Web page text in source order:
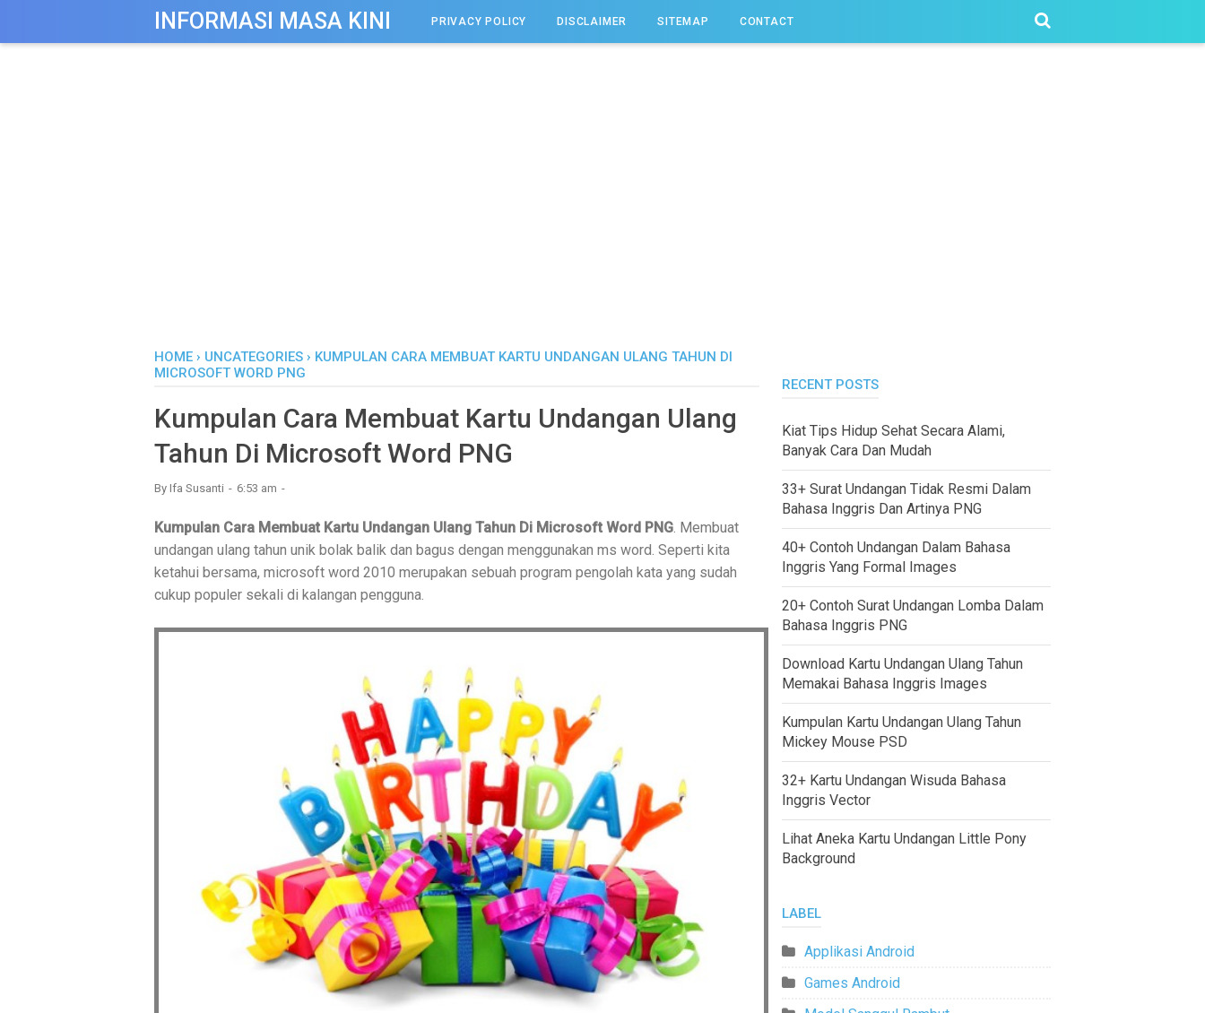
INFORMASI MASA KINI PRIVACY POLICY DISCLAIMER SITEMAP CONTACT
HOME › UNCATEGORIES › KUMPULAN CARA MEMBUAT KARTU UNDANGAN ULANG TAHUN DI
MICROSOFT WORD PNG
Kumpulan Cara Membuat Kartu Undangan Ulang
Tahun Di Microsoft Word PNG
By Ifa Susanti 6:53 am
Kumpulan Cara Membuat Kartu Undangan Ulang Tahun Di Microsoft Word PNG. Membuat
undangan ulang tahun unik bolak balik dan bagus dengan menggunakan ms word. Seperti kita
ketahui bersama, microsoft word 2010 merupakan sebuah program pengolah kata yang sudah
cukup populer sekali di kalangan pengguna.
RECENT POSTS
Kiat Tips Hidup Sehat Secara Alami,
Banyak Cara Dan Mudah
33+ Surat Undangan Tidak Resmi Dalam
Bahasa Inggris Dan Artinya PNG
40+ Contoh Undangan Dalam Bahasa
Inggris Yang Formal Images
20+ Contoh Surat Undangan Lomba Dalam
Bahasa Inggris PNG
Download Kartu Undangan Ulang Tahun
Memakai Bahasa Inggris Images
Kumpulan Kartu Undangan Ulang Tahun
Mickey Mouse PSD
32+ Kartu Undangan Wisuda Bahasa
Inggris Vector
Lihat Aneka Kartu Undangan Little Pony
Background
LABEL
Applikasi Android
Games Android